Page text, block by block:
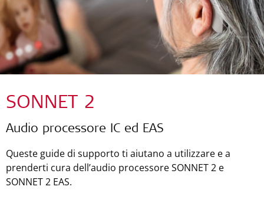
SONNET 2
Audio processore IC ed EAS
Queste guide di supporto ti aiutano a utilizzare e a
prenderti cura dell’audio processore SONNET 2 e
SONNET 2 EAS.